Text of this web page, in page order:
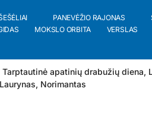
PANEVĖŽIO RAJONAS
MOKSLO ORBITA VERSLAS
apatinių drabužių diena,
Laurynas, Norimantas